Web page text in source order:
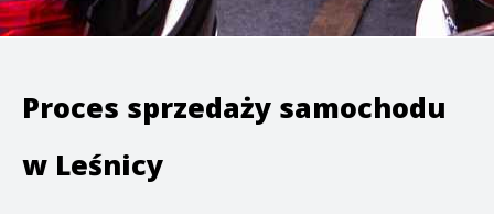
Proces sprzedaży samochodu
w Leśnicy